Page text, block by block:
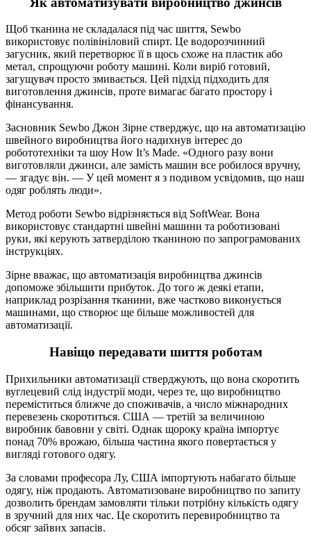
Щоб тканина не складалася під час шиття, Sewbo
використовує полівініловий спирт. Це водорозчинний
загусник, який перетворює її в щось схоже на пластик або
метал, спрощуючи роботу машині. Коли виріб готовий,
загущувач просто змивається. Цей підхід підходить для
виготовлення джинсів, проте вимагає багато простору і
фінансування.
Засновник Sewbo Джон Зірне стверджує, що на автоматизацію
швейного виробництва його надихнув інтерес до
робототехніки та шоу How It’s Made. «Одного разу вони
виготовляли джинси, але замість машин все робилося вручну,
— згадує він. — У цей момент я з подивом усвідомив, що наш
одяг роблять люди».
Метод роботи Sewbo відрізняється від SoftWear. Вона
використовує стандартні швейні машини та роботизовані
руки, які керують затверділою тканиною по запрограмованих
інструкціях.
Зірне вважає, що автоматизація виробництва джинсів
допоможе збільшити прибуток. До того ж деякі етапи,
наприклад розрізання тканини, вже частково виконується
машинами, що створює ще більше можливостей для
автоматизації.
Навіщо передавати шиття роботам
Прихильники автоматизації стверджують, що вона скоротить
вуглецевий слід індустрії моди, через те, що виробництво
переміститься ближче до споживачів, а число міжнародних
перевезень скоротиться. США — третій за величиною
виробник бавовни у світі. Однак щороку країна імпортує
понад 70% врожаю, більша частина якого повертається у
вигляді готового одягу.
За словами професора Лу, США імпортують набагато більше
одягу, ніж продають. Автоматизоване виробництво по запиту
дозволить брендам замовляти тільки потрібну кількість одягу
в зручний для них час. Це скоротить перевиробництво та
обсяг зайвих запасів.